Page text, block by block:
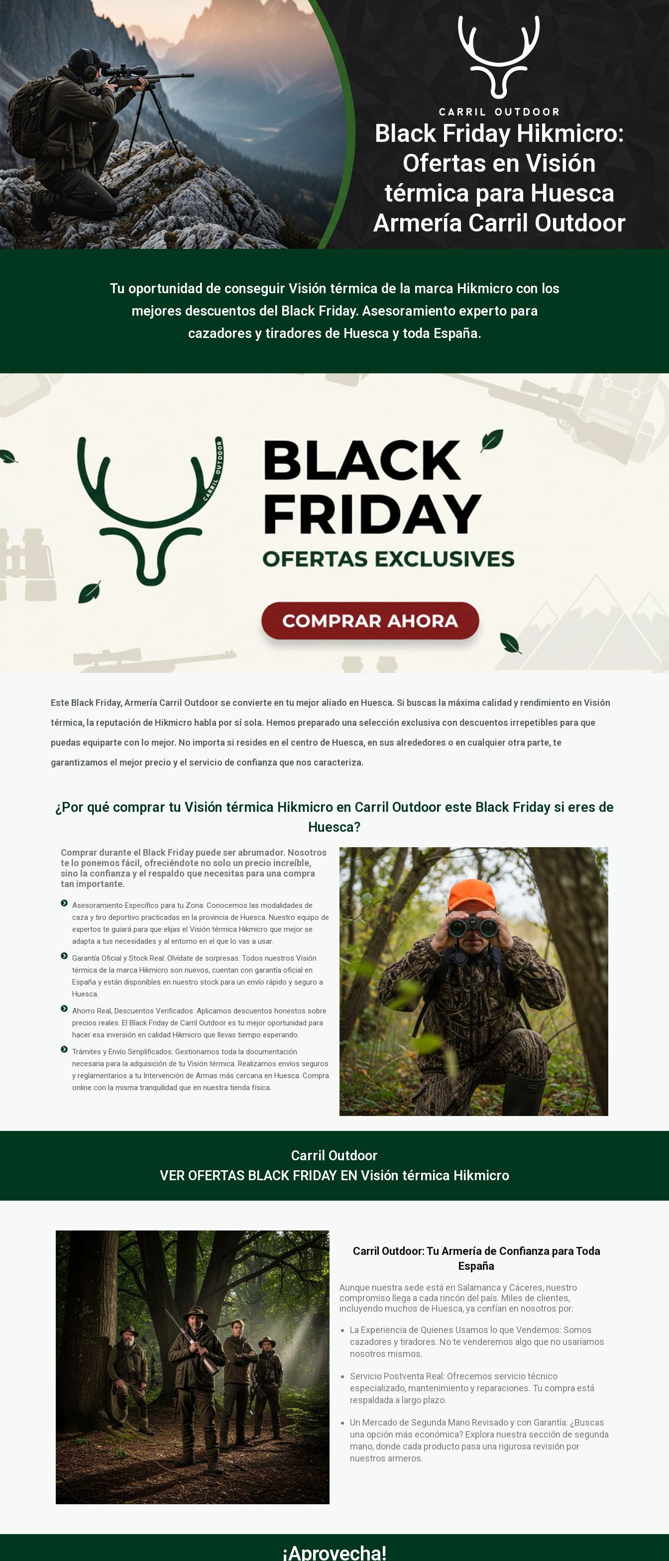
Black Friday Hikmicro:
Ofertas en Visión
térmica para Huesca
Armería Carril Outdoor
Tu oportunidad de conseguir Visión térmica de la marca Hikmicro con los
mejores descuentos del Black Friday. Asesoramiento experto para
cazadores y tiradores de Huesca y toda España.
Este Black Friday, Armería Carril Outdoor se convierte en tu mejor aliado en Huesca. Si buscas la máxima calidad y rendimiento en Visión
térmica, la reputación de Hikmicro habla por sí sola. Hemos preparado una selección exclusiva con descuentos irrepetibles para que
puedas equiparte con lo mejor. No importa si resides en el centro de Huesca, en sus alrededores o en cualquier otra parte, te
garantizamos el mejor precio y el servicio de confianza que nos caracteriza.
¿Por qué comprar tu Visión térmica Hikmicro en Carril Outdoor este Black Friday si eres de
Huesca?
Comprar durante el Black Friday puede ser abrumador. Nosotros
te lo ponemos fácil, ofreciéndote no solo un precio increíble,
sino la confianza y el respaldo que necesitas para una compra
tan importante.
Asesoramiento Específico para tu Zona: Conocemos las modalidades de
caza y tiro deportivo practicadas en la provincia de Huesca. Nuestro equipo de
expertos te guiará para que elijas el Visión térmica Hikmicro que mejor se
adapta a tus necesidades y al entorno en el que lo vas a usar.
Garantía Oficial y Stock Real: Olvídate de sorpresas. Todos nuestros Visión
térmica de la marca Hikmicro son nuevos, cuentan con garantía oficial en
España y están disponibles en nuestro stock para un envío rápido y seguro a
Huesca.
Ahorro Real, Descuentos Verificados: Aplicamos descuentos honestos sobre
precios reales. El Black Friday de Carril Outdoor es tu mejor oportunidad para
hacer esa inversión en calidad Hikmicro que llevas tiempo esperando.
Trámites y Envío Simplificados: Gestionamos toda la documentación
necesaria para la adquisición de tu Visión térmica. Realizamos envíos seguros
y reglamentarios a tu Intervención de Armas más cercana en Huesca. Compra
online con la misma tranquilidad que en nuestra tienda física.
Carril Outdoor
VER OFERTAS BLACK FRIDAY EN Visión térmica Hikmicro
Carril Outdoor: Tu Armería de Confianza para Toda
España
Aunque nuestra sede está en Salamanca y Cáceres, nuestro
compromiso llega a cada rincón del país. Miles de clientes,
incluyendo muchos de Huesca, ya confían en nosotros por:
La Experiencia de Quienes Usamos lo que Vendemos: Somos
cazadores y tiradores. No te venderemos algo que no usaríamos
nosotros mismos.
Servicio Postventa Real: Ofrecemos servicio técnico
especializado, mantenimiento y reparaciones. Tu compra está
respaldada a largo plazo.
Un Mercado de Segunda Mano Revisado y con Garantía: ¿Buscas
una opción más económica? Explora nuestra sección de segunda
mano, donde cada producto pasa una rigurosa revisión por
nuestros armeros.
¡Aprovecha!